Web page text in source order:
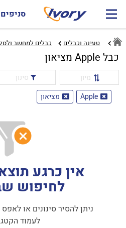
סניפים
טעינה וכבלים כבלים למחשב
כבל Apple מציאון
מיון
סינון
Apple
מציאון
אין כרגע
לחיפוש
ניתן להסיר סינונים או
לעמוד